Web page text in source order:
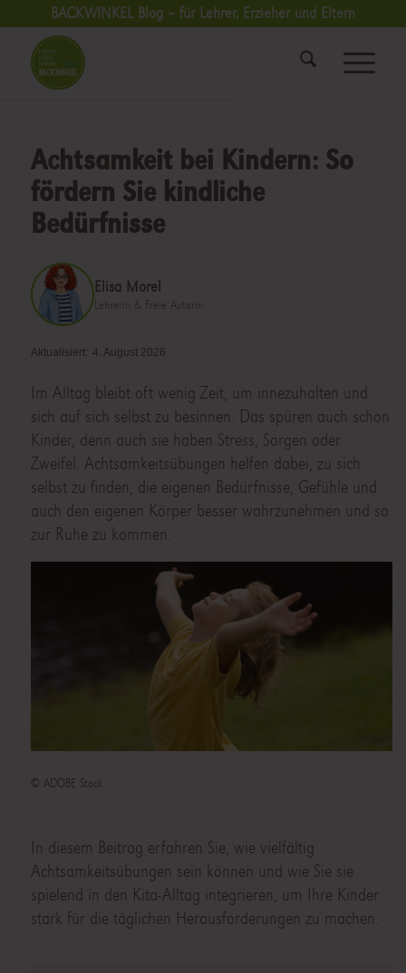
BACKWINKEL Blog – für Lehrer, Erzieher und Eltern
Achtsamkeit bei Kindern: So
fördern Sie kindliche
Bedürfnisse
Elisa Morel
Lehrerin & Freie Autorin
Aktualisiert: 4. August 2026
Im Alltag bleibt oft wenig Zeit, um innezuhalten und
sich auf sich selbst zu besinnen. Das spüren auch schon
Kinder, denn auch sie haben Stress, Sorgen oder
Zweifel. Achtsamkeitsübungen helfen dabei, zu sich
selbst zu finden, die eigenen Bedürfnisse, Gefühle und
auch den eigenen Körper besser wahrzunehmen und so
zur Ruhe zu kommen.
© ADOBE Stock
In diesem Beitrag erfahren Sie, wie vielfältig
Achtsamkeitsübungen sein können und wie Sie sie
spielend in den Kita-Alltag integrieren, um Ihre Kinder
stark für die täglichen Herausforderungen zu machen.